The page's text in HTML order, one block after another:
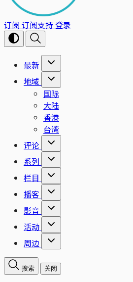
订阅 订阅支持登录
最新
地域
国际
大陆
香港
台湾
评论
系列
栏目
播客
影音
活动
周边
搜索 关闭